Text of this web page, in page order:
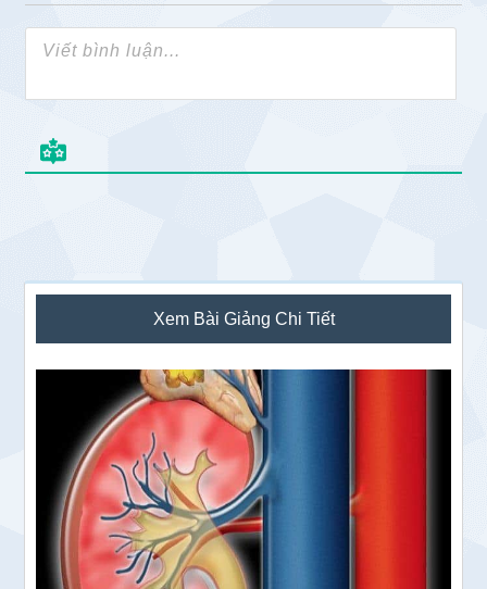
Sidebar
chính
Xem Bài Giảng Chi Tiết